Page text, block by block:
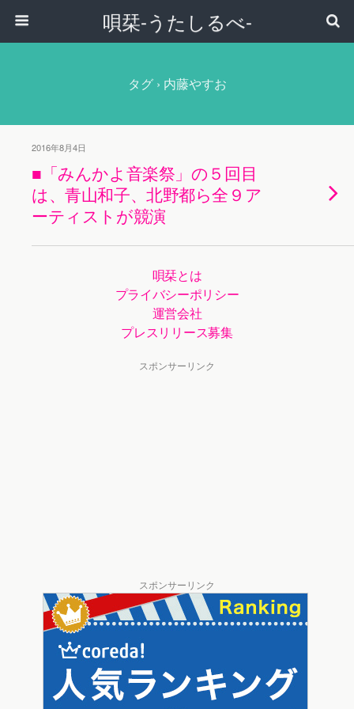
唄栞-うたしるべ-
タグ › 内藤やすお
2016年8月4日
■「みんかよ音楽祭」の５回目
は、青山和子、北野都ら全９ア
ーティストが競演
唄栞とは
プライバシーポリシー
運営会社
プレスリリース募集
スポンサーリンク
スポンサーリンク